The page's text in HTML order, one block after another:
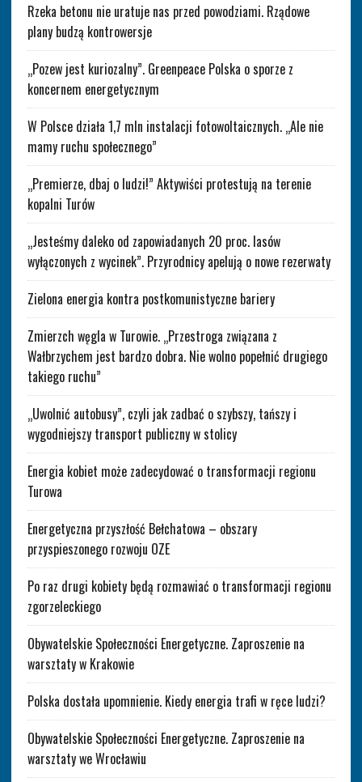
Rzeka betonu nie uratuje nas przed powodziami. Rządowe
plany budzą kontrowersje
„Pozew jest kuriozalny”. Greenpeace Polska o sporze z
koncernem energetycznym
W Polsce działa 1,7 mln instalacji fotowoltaicznych. „Ale nie
mamy ruchu społecznego”
„Premierze, dbaj o ludzi!” Aktywiści protestują na terenie
kopalni Turów
„Jesteśmy daleko od zapowiadanych 20 proc. lasów
wyłączonych z wycinek”. Przyrodnicy apelują o nowe rezerwaty
Zielona energia kontra postkomunistyczne bariery
Zmierzch węgla w Turowie. „Przestroga związana z
Wałbrzychem jest bardzo dobra. Nie wolno popełnić drugiego
takiego ruchu”
„Uwolnić autobusy”, czyli jak zadbać o szybszy, tańszy i
wygodniejszy transport publiczny w stolicy
Energia kobiet może zadecydować o transformacji regionu
Turowa
Energetyczna przyszłość Bełchatowa – obszary
przyspieszonego rozwoju OZE
Po raz drugi kobiety będą rozmawiać o transformacji regionu
zgorzeleckiego
Obywatelskie Społeczności Energetyczne. Zaproszenie na
warsztaty w Krakowie
Polska dostała upomnienie. Kiedy energia trafi w ręce ludzi?
Obywatelskie Społeczności Energetyczne. Zaproszenie na
warsztaty we Wrocławiu